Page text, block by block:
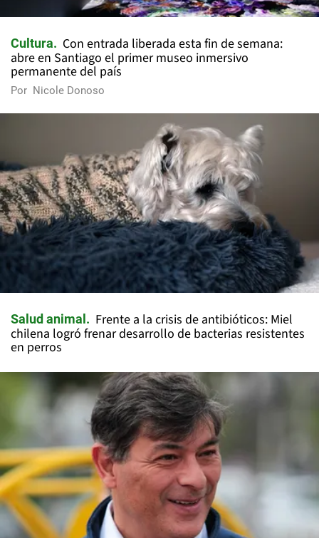
Cultura
Con entrada liberada esta fin de semana:
abre en Santiago el primer museo inmersivo
permanente del país
Por Nicole Donoso
Salud animal
Frente a la crisis de antibióticos: Miel
chilena logró frenar desarrollo de bacterias resistentes
en perros